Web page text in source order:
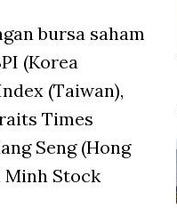
bursa saham
(Korea
(Taiwan),
Times
Seng (Hong
Minh Stock